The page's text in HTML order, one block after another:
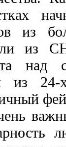
из
из
над
из 24-